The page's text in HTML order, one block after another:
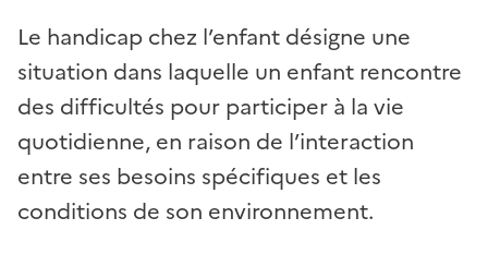
Le handicap chez l’enfant désigne une
situation dans laquelle un enfant rencontre
des difficultés pour participer à la vie
quotidienne, en raison de l’interaction
entre ses besoins spécifiques et les
conditions de son environnement.